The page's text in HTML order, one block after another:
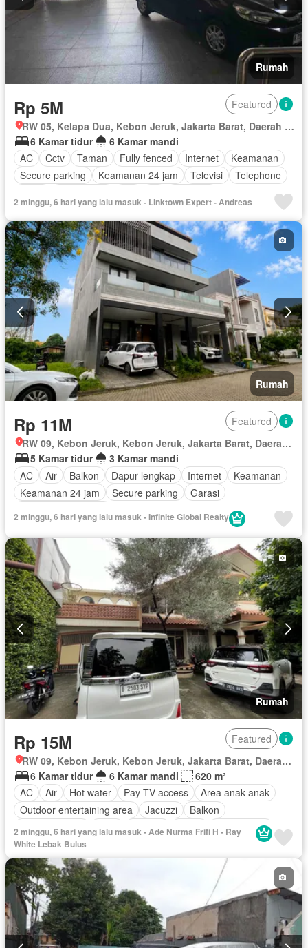
Rumah
Rp 5M
Featured
RW 05, Kelapa Dua, Kebon Jeruk, Jakarta Barat, Daerah Khusus Ibukota Jakarta
6 Kamar tidur
6 Kamar mandi
AC
Cctv Taman Fully fenced Internet
Keamanan
Secure parking
Keamanan 24 jam Televisi
Telephone
Sebagian perabotan
2 minggu, 6 hari yang lalu masuk - Linktown Expert - Andreas
Rumah
Rp 11M
Featured
RW 09, Kebon Jeruk, Kebon Jeruk, Jakarta Barat, Daerah Khusus Ibukota Jakarta
5 Kamar tidur
3 Kamar mandi
AC
Air Balkon Dapur lengkap Internet
Keamanan
Keamanan 24 jam
Secure parking
Garasi
2 minggu, 6 hari yang lalu masuk - Infinite Global Realty
Rumah
Rp 15M
Featured
RW 09, Kebon Jeruk, Kebon Jeruk, Jakarta Barat, Daerah Khusus Ibukota Jakarta
6 Kamar tidur
6 Kamar mandi
620 m²
AC
Air Hot water Pay TV access
Area anak-anak
Outdoor entertaining area
Jacuzzi
Balkon
Dapur lengkap
Deck Internet Listrik
Fully fenced
Secure parking
Televisi
Garasi Panggang Teras Halaman
Wifi
Sebagian perabotan
2 minggu, 6 hari yang lalu masuk - Ade Nurma Frifi H - Ray
White Lebak Bulus